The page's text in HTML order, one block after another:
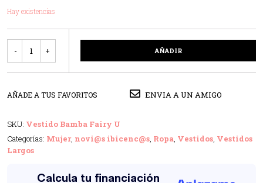
Hay existencias
AÑADIR
AÑADE A TUS FAVORITOS ENVIA A UN AMIGO
SKU: Vestido Bamba Fairy U
Categorías: Mujer, novi@s ibicenc@s, Ropa, Vestidos, Vestidos
Largos